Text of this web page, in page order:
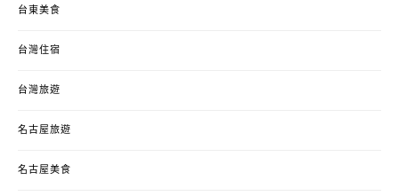
台東美食
台灣住宿
台灣旅遊
名古屋旅遊
名古屋美食